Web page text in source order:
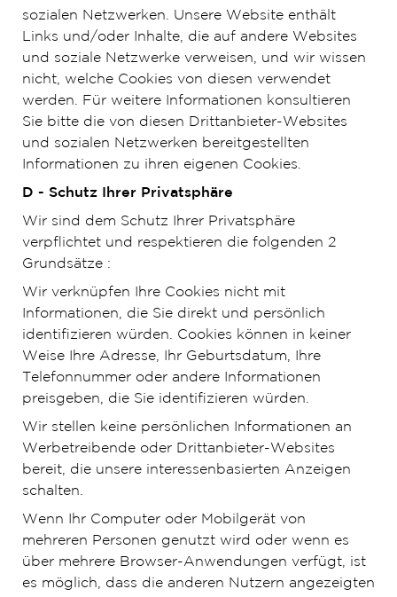
sozialen Netzwerken. Unsere Website enthält
Links und/oder Inhalte, die auf andere Websites
und soziale Netzwerke verweisen, und wir wissen
nicht, welche Cookies von diesen verwendet
werden. Für weitere Informationen konsultieren
Sie bitte die von diesen Drittanbieter-Websites
und sozialen Netzwerken bereitgestellten
Informationen zu ihren eigenen Cookies.
D - Schutz Ihrer Privatsphäre
Wir sind dem Schutz Ihrer Privatsphäre
verpflichtet und respektieren die folgenden 2
Grundsätze :
Wir verknüpfen Ihre Cookies nicht mit
Informationen, die Sie direkt und persönlich
identifizieren würden. Cookies können in keiner
Weise Ihre Adresse, Ihr Geburtsdatum, Ihre
Telefonnummer oder andere Informationen
preisgeben, die Sie identifizieren würden.
Wir stellen keine persönlichen Informationen an
Werbetreibende oder Drittanbieter-Websites
bereit, die unsere interessenbasierten Anzeigen
schalten.
Wenn Ihr Computer oder Mobilgerät von
mehreren Personen genutzt wird oder wenn es
über mehrere Browser-Anwendungen verfügt, ist
es möglich, dass die anderen Nutzern angezeigten